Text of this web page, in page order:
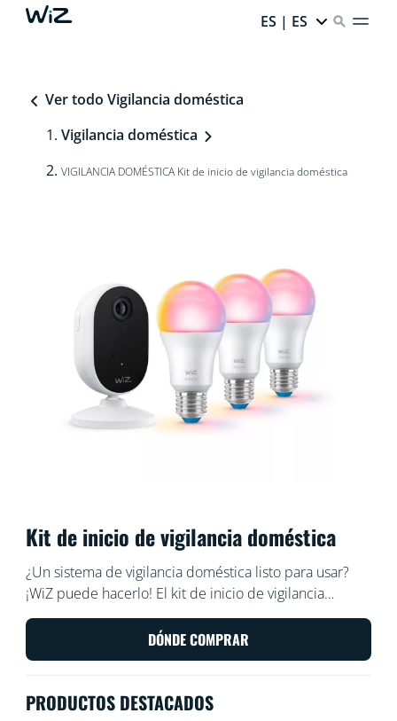
ES | ES
Ver todo Vigilancia doméstica
Vigilancia doméstica
VIGILANCIA DOMÉSTICA Kit de inicio de vigilancia doméstica
Kit de inicio de vigilancia doméstica
¿Un sistema de vigilancia doméstica listo para usar?
¡WiZ puede hacerlo! El kit de inicio de vigilancia
doméstica WiZ combina la cámara de interior WiZ y
tres luces WiZ compatibles con SpaceSense para
mejorar la sensación de seguridad con detección de
automáticas a través de la aplicación WiZ. Configura
DÓNDE COMPRAR
PRODUCTOS DESTACADOS